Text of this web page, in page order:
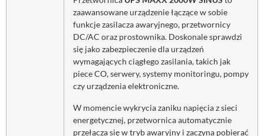
zaawansowane urządzenie łączące w sobie
funkcje zasilacza awaryjnego, przetwornicy
DC/AC oraz prostownika. Doskonale sprawdzi
się jako zabezpieczenie dla urządzeń
wymagających ciągłego zasilania, takich jak
piece CO, serwery, systemy monitoringu, pompy
czy urządzenia elektroniczne.
W momencie wykrycia zaniku napięcia z sieci
energetycznej, przetwornica automatycznie
przełącza się w tryb awaryjny i zaczyna pobierać